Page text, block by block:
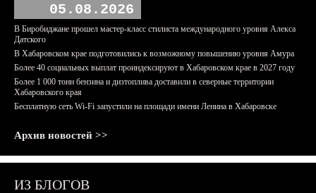
05.08.2026
В Биробиджане прошел мастер-класс стилиста международного уровня Алекса
Датского
В Хабаровском крае подготовились к возможному повышению уровня Амура
Более 40 социальных выплат проиндексируют в Хабаровском крае в 2027 году
Более 1 000 тонн бензина и дизтоплива доставили в северные территории
Хабаровского края
Бесплатную сеть Wi-Fi запустили на площади имени Ленина в Хабаровске
Архив новостей >>
ИЗ БЛОГОВ